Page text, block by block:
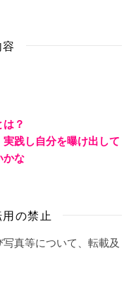
？
践し自分を曝け出して
かな
の禁止
真等について、転載及